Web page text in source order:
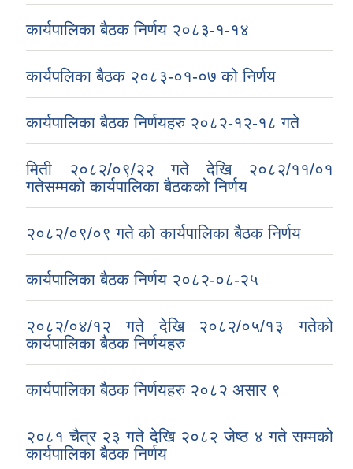
कार्यपालिका बैठक निर्णय २०८३-१-१४
कार्यपलिका बैठक २०८३-०१-०७ को निर्णय
कार्यपालिका बैठक निर्णयहरु २०८२-१२-१८ गते
मिती २०८२/०९/२२ गते देखि २०८२/११/०१
गतेसम्मको कार्यपालिका बैठकको निर्णय
२०८२/०९/०९ गते को कार्यपालिका बैठक निर्णय
कार्यपालिका बैठक निर्णय २०८२-०८-२५
२०८२/०४/१२ गते देखि २०८२/०५/१३ गतेको
कार्यपालिका बैठक निर्णयहरु
कार्यपालिका बैठक निर्णयहरु २०८२ असार ९
२०८१ चैत्र २३ गते देखि २०८२ जेष्ठ ४ गते सम्मको
कार्यपालिका बैठक निर्णय